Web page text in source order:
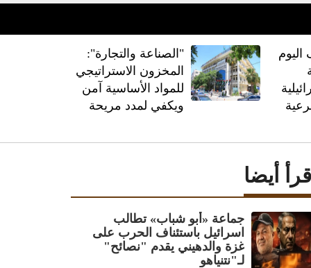
الأعمال
اليوم
"الصناعة والتجارة":
المخزون الاستراتيجي
للمواد الأساسية آمن
ويكفي لمدد مريحة
اقرأ أيضا
جماعة «أبو شباب» تطالب
اسرائيل باستئناف الحرب على
غزة والدهيني يقدم "نصائح"
لـ"نتنياهو